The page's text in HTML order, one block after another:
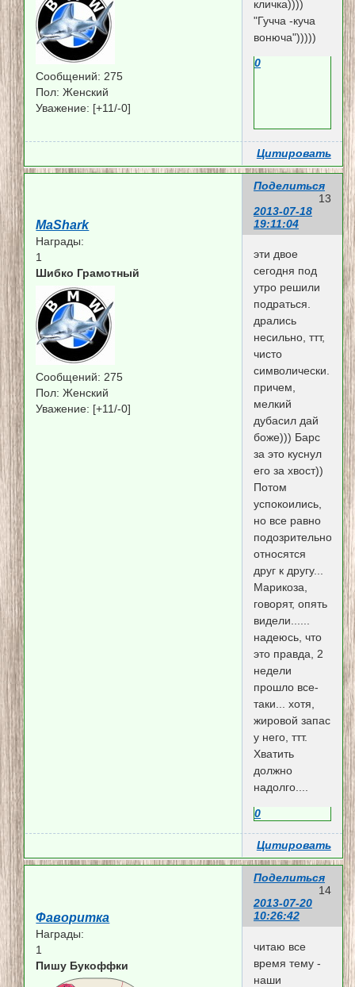
Сообщений: 275
Пол: Женский
Уважение: [+11/-0]
кличка))))
"Гучча -куча
вонюча")))))
0
Цитировать
Поделиться
13
2013-07-18
19:11:04
MaShark
Награды:
1
Шибко Грамотный
Сообщений: 275
Пол: Женский
Уважение: [+11/-0]
эти двое
сегодня под
утро решили
подраться.
дрались
несильно, ттт,
чисто
символически.
причем,
мелкий
дубасил дай
боже))) Барс
за это куснул
его за хвост))
Потом
успокоились,
но все равно
подозрительно
относятся
друг к другу...
Марикоза,
говорят, опять
видели......
надеюсь, что
это правда, 2
недели
прошло все-
таки... хотя,
жировой запас
у него, ттт.
Хватить
должно
надолго....
0
Цитировать
Поделиться
14
2013-07-20
10:26:42
Фаворитка
Награды:
1
Пишу Букоффки
читаю все
время тему -
наши